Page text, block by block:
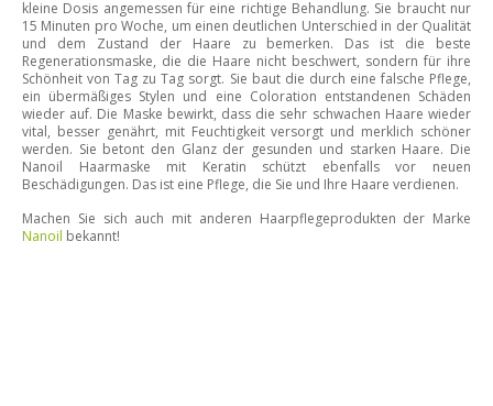
kleine Dosis angemessen für eine richtige Behandlung. Sie braucht nur
15 Minuten pro Woche, um einen deutlichen Unterschied in der Qualität
und dem Zustand der Haare zu bemerken. Das ist die beste
Regenerationsmaske, die die Haare nicht beschwert, sondern für ihre
Schönheit von Tag zu Tag sorgt. Sie baut die durch eine falsche Pflege,
ein übermäßiges Stylen und eine Coloration entstandenen Schäden
wieder auf. Die Maske bewirkt, dass die sehr schwachen Haare wieder
vital, besser genährt, mit Feuchtigkeit versorgt und merklich schöner
werden. Sie betont den Glanz der gesunden und starken Haare. Die
Nanoil Haarmaske mit Keratin schützt ebenfalls vor neuen
Beschädigungen. Das ist eine Pflege, die Sie und Ihre Haare verdienen.
Machen Sie sich auch mit anderen Haarpflegeprodukten der Marke
Nanoil bekannt!